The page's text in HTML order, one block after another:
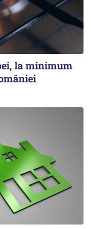
la minimum